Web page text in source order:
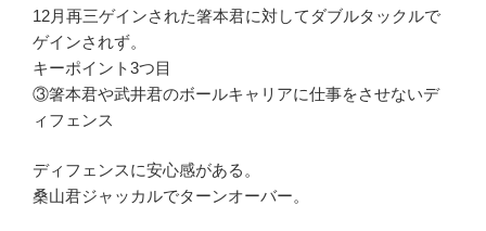
12月再三ゲインされた箸本君に対してダブルタックルで
ゲインされず。
キーポイント3つ目
③箸本君や武井君のボールキャリアに仕事をさせないデ
ィフェンス
ディフェンスに安心感がある。
桑山君ジャッカルでターンオーバー。